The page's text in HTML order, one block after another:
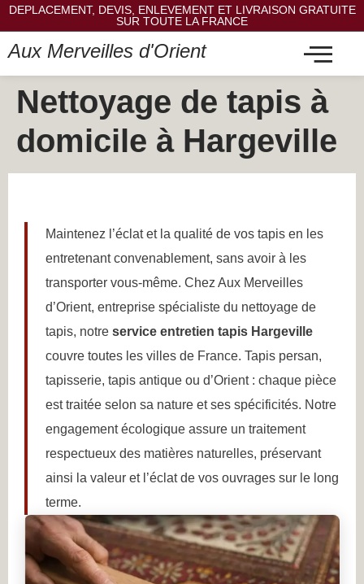
DEPLACEMENT, DEVIS, ENLEVEMENT ET LIVRAISON GRATUITE
SUR TOUTE LA FRANCE
Aux Merveilles d'Orient
Nettoyage de tapis à
domicile à Hargeville
Maintenez l’éclat et la qualité de vos tapis en les
entretenant convenablement, sans avoir à les
transporter vous-même. Chez Aux Merveilles
d’Orient, entreprise spécialiste du nettoyage de
tapis, notre service entretien tapis Hargeville
couvre toutes les villes de France. Tapis persan,
tapisserie, tapis antique ou d’Orient : chaque pièce
est traitée selon sa nature et ses spécificités. Notre
engagement écologique assure un traitement
respectueux des matières naturelles, préservant
ainsi la valeur et l’éclat de vos ouvrages sur le long
terme.